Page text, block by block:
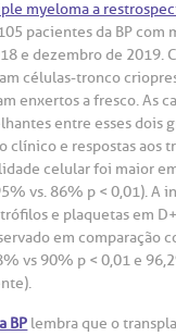
BP Mirante
Saiba mais
de atestado
myeloma a
pacientes da BP com
e dezembro de 2019.
células-tronco
enxertos a fresco. As
entre esses dois
clínico e respostas aos
celular foi maior
vs. 86% p < 0,01). A
e plaquetas em
em comparação
vs 90% p < 0,01 e
BP lembra que o